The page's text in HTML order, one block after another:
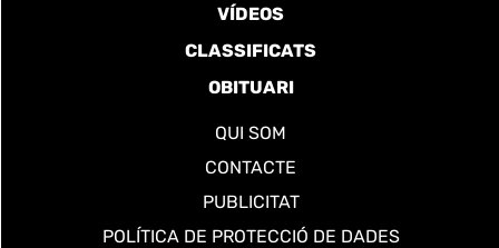
VÍDEOS
CLASSIFICATS
OBITUARI
QUI SOM
CONTACTE
PUBLICITAT
POLÍTICA DE PROTECCIÓ DE DADES